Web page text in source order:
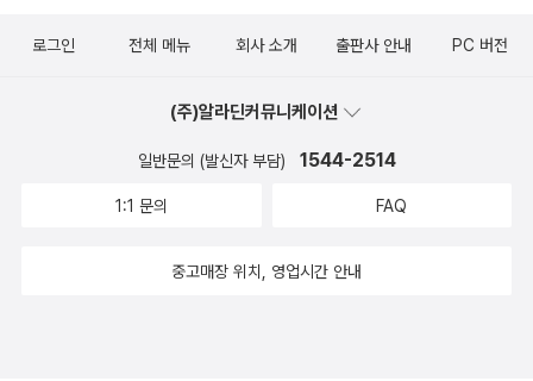
로그인 전체 메뉴 회사 소개 출판사 안내 PC 버전
(주)알라딘커뮤니케이션
일반문의 (발신자 부담) 1544-2514
1:1 문의 FAQ
중고매장 위치, 영업시간 안내